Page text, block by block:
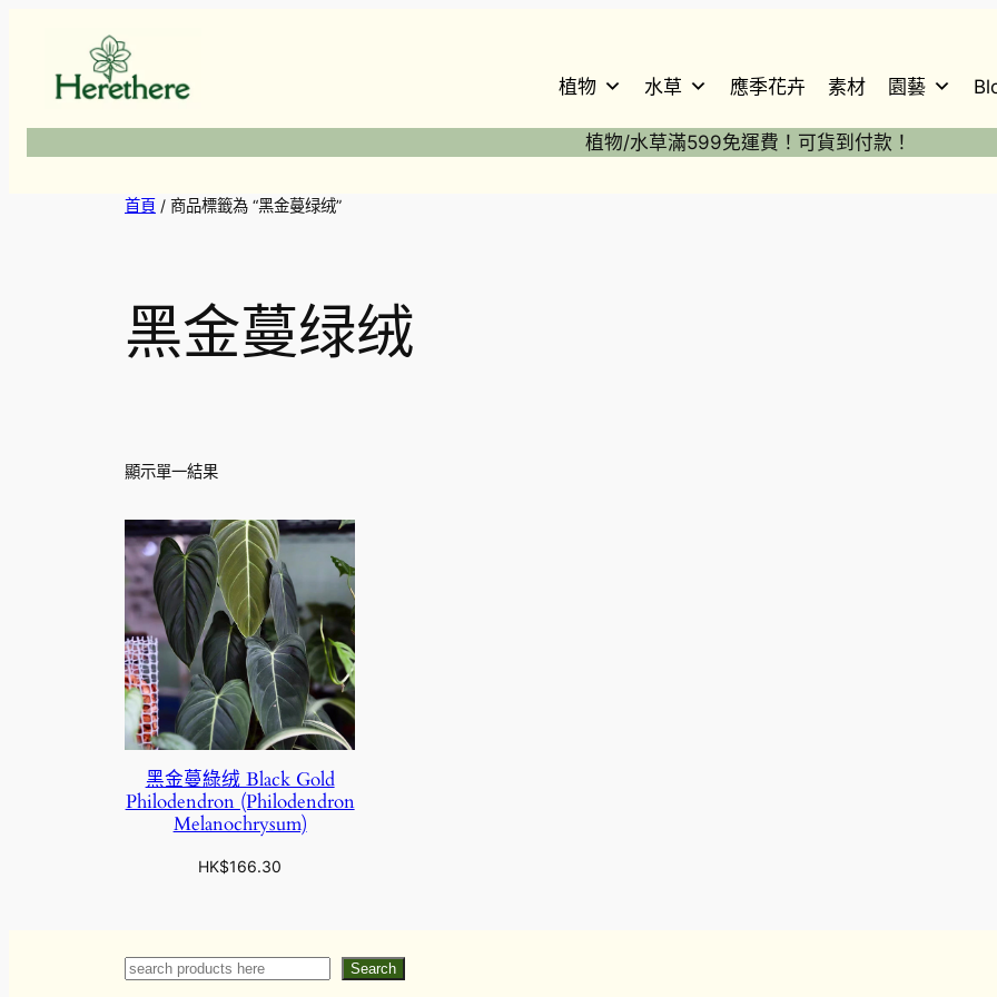
植物 水草 應季花卉 素材 園藝
植物/水草滿599免運費！可貨到付款！
首頁 / 商品標籤為 “黑金蔓绿绒”
黑金蔓绿绒
顯示單一結果
黑金蔓綠绒 Black Gold
Philodendron (Philodendron
Melanochrysum)
HK$166.30
Search Search